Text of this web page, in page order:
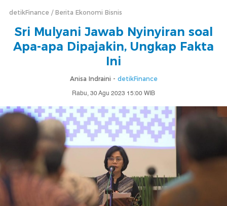
detikFinance Berita Ekonomi Bisnis
Sri Mulyani Jawab Nyinyiran soal
Apa-apa Dipajakin, Ungkap Fakta
Ini
Anisa Indraini - detikFinance
Rabu, 30 Agu 2023 15:00 WIB